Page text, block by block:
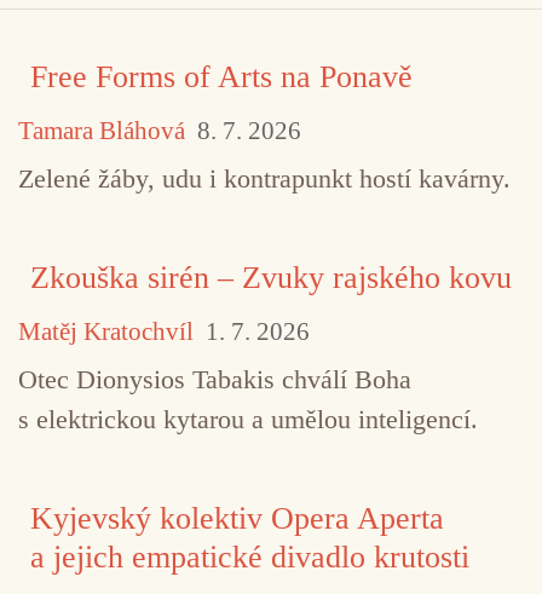
Free Forms of Arts na Ponavě
Tamara Bláhová 8. 7. 2026
Zelené žáby, udu i kontrapunkt hostí kavárny.
Zkouška sirén – Zvuky rajského kovu
Matěj Kratochvíl 1. 7. 2026
Otec Dionysios Tabakis chválí Boha
s elektrickou kytarou a umělou inteligencí.
Kyjevský kolektiv Opera Aperta
a jejich empatické divadlo krutosti